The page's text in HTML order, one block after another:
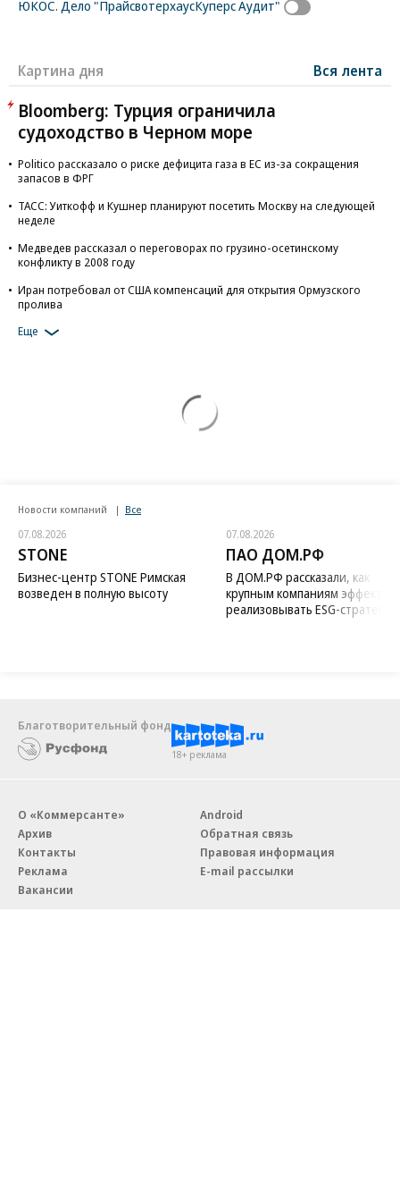
ЮКОС. Дело "ПрайсвотерхаусКуперс Аудит"
Картина дня Вся лента
Bloomberg: Турция ограничила
судоходство в Черном море
Politico рассказало о риске дефицита газа в ЕС из-за сокращения
запасов в ФРГ
ТАСС: Уиткофф и Кушнер планируют посетить Москву на следующей
неделе
Медведев рассказал о переговорах по грузино-осетинскому
конфликту в 2008 году
Иран потребовал от США компенсаций для открытия Ормузского
пролива
Еще
Новости компаний Все
07.08.2026
STONE
Бизнес-центр STONE Римская
возведен в полную высоту
07.08.2026
ПАО ДОМ.РФ
В ДОМ.РФ рассказали, как
крупным компаниям
реализовывать ESG-стратегию
Благотворительный фонд
18+ реклама
О «Коммерсанте»
Архив
Контакты
Реклама
Вакансии
Android
Обратная связь
Правовая информация
E-mail рассылки